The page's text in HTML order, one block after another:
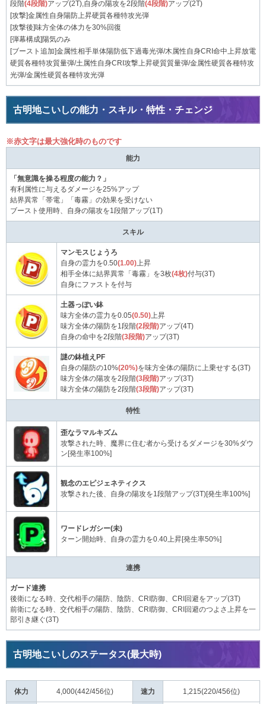
段階(4段階)アップ(2T),自身の陽攻を2段階(4段階)アップ(2T)
[攻撃]金属性自身陽防上昇硬質各種特攻光弾
[攻撃後]味方全体の体力を30%回復
[弾幕構成]陽気のみ
[ブースト追加]金属性相手単体陽防低下過毒光弾/木属性自身CRI命中上昇放電
硬質各種特攻質量弾/土属性自身CRI攻撃上昇硬質質量弾/金属性硬質各種特攻
光弾/金属性硬質各種特攻光弾
古明地こいしの能力・スキル・特性・チェンジ
※赤文字は最大強化時のものです
能力
「無意識を操る程度の能力？」
有利属性に与えるダメージを25%アップ
結界異常「帯電」「毒霧」の効果を受けない
ブースト使用時、自身の陽攻を1段階アップ(1T)
スキル
マンモスじょうろ
自身の霊力を0.50(1.00) 上昇
相手全体に結界異常「毒霧」を3枚(4枚)付与(3T)
自身にファストを付与
土器っぽい鉢
味方全体の霊力を0.05(0.50) 上昇
味方全体の陽防を1段階(2段階)アップ(4T)
自身の命中を2段階(3段階)アップ(3T)
謎の鉢植えPF
自身の陽防の10%(20%)を味方全体の陽防に上乗せする(3T)
味方全体の陽攻を2段階(3段階)アップ(3T)
味方全体の陽防を2段階(3段階)アップ(3T)
特性
歪なラマルキズム
攻撃された時、魔界に住む者から受けるダメージを30%ダウ
ン[発生率100%]
観念のエピジェネティクス
攻撃された後、自身の陽攻を1段階アップ(3T)[発生率100%]
ワードレガシー(未)
ターン開始時、自身の霊力を0.40上昇[発生率50%]
連携
ガード連携
後衛になる時、交代相手の陽防、陰防、CRI防御、CRI回避をアップ(3T)
前衛になる時、交代相手の陽防、陰防、CRI防御、CRI回避のつよさ上昇を一
部引き継ぐ(3T)
古明地こいしのステータス(最大時)
体力 4,000(442/456位) 速力 1,215(220/456位)